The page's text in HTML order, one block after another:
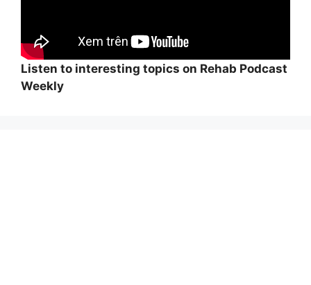
Listen to interesting topics on Rehab Podcast
Weekly